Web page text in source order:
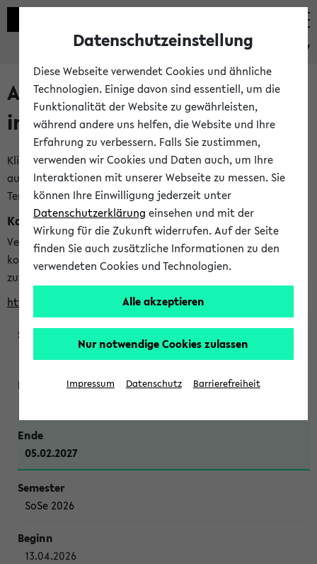
eKVV
Alle veröffentlichten Semester
im eKVV
Klicken Sie auf das Semester, welches Sie für Ihre Sitzung
auswählen möchten. Bitte beachten Sie auch die weiteren
Termine imKalender der Lehrplanung
Kalenderintegration
Verwenden Sie die folgende Adresse, um mit einer
kompatiblen Kalenderanwendung auf die Vorlesungszeiten
zuzugreifen (nähere Informationen
finden Sie hier
https://ekvv.uni-bielefeld.de/ws/calendar?vz
WiSe 2026/2027
05.02.2027
SoSe 2026
13.04.2026
Datenschutzeinstellung
Diese Webseite verwendet Cookies und ähnliche
Technologien. Einige davon sind essentiell, um die
Funktionalität der Website zu gewährleisten,
während andere uns helfen, die Website und Ihre
Erfahrung zu verbessern. Falls Sie zustimmen,
verwenden wir Cookies und Daten auch, um Ihre
Interaktionen mit unserer Webseite zu messen. Sie
können Ihre Einwilligung jederzeit unter
Datenschutzerklärung einsehen und mit der
Wirkung für die Zukunft widerrufen. Auf der Seite
finden Sie auch zusätzliche Informationen zu den
verwendeten Cookies und Technologien.
Alle akzeptieren
Nur notwendige Cookies zulassen
Impressum Datenschutz Barrierefreiheit